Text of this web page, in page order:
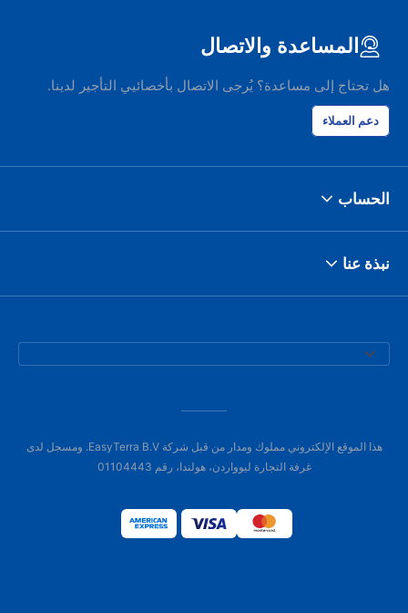
المساعدة والاتصال
هل تحتاج إلى مساعدة؟ يُرجى الاتصال بأخصائيي التأجير لدينا.
دعم العملاء
الحساب
نبذة عنا
هذا الموقع الإلكتروني مملوك ومدار من قبل شركة EasyTerra B.V. ومسجل لدى
غرفة التجارة ليوواردن، هولندا، رقم 01104443